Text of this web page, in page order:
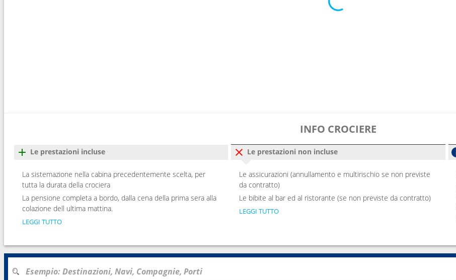
INFO CROCIERE
Le prestazioni incluse
La sistemazione nella cabina precedentemente scelta, per
tutta la durata della crociera
La pensione completa a bordo, dalla cena della prima sera alla
colazione dell ultima mattina.
LEGGI TUTTO
Le prestazioni non incluse
Le assicurazioni (annullamento e multirischio se non previste
da contratto)
Le bibite al bar ed al ristorante (se non previste da contratto)
LEGGI TUTTO